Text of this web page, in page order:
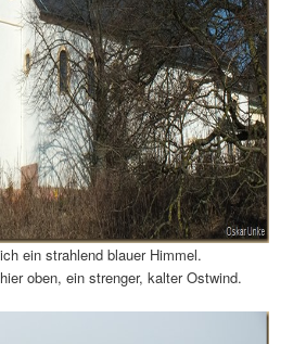
ein strahlend blauer Himmel.
oben, ein strenger, kalter Ostwind.